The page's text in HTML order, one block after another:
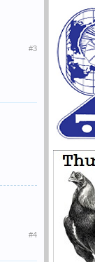
#3
#4